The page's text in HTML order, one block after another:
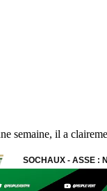
semaine, il a